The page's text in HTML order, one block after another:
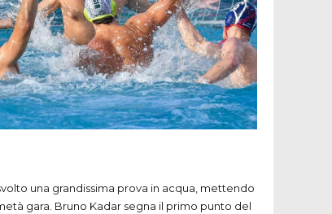
una grandissima prova in acqua, mettendo
gara. Bruno Kadar segna il primo punto del